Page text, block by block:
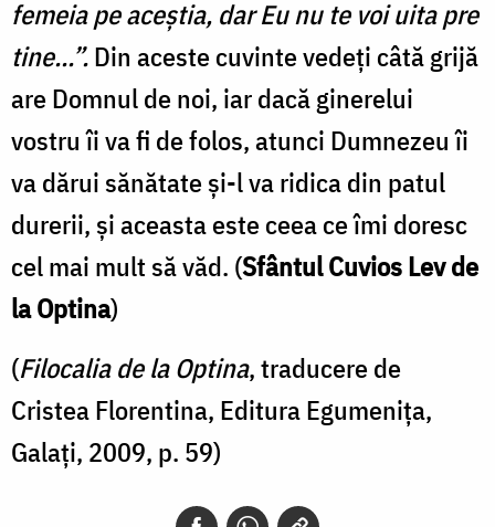
femeia pe aceștia, dar Eu nu te voi uita pre
tine...”.Din aceste cuvinte vedeți câtă grijă
are Domnul de noi, iar dacă ginerelui
vostru îi va fi de folos, atunci Dumnezeu îi
va dărui sănătate și-l va ridica din patul
durerii, și aceasta este ceea ce îmi doresc
cel mai mult să văd. (Sfântul Cuvios Lev de
la Optina)
(Filocalia de la Optina, traducere de
Cristea Florentina, Editura Egumenița,
Galați, 2009, p. 59)